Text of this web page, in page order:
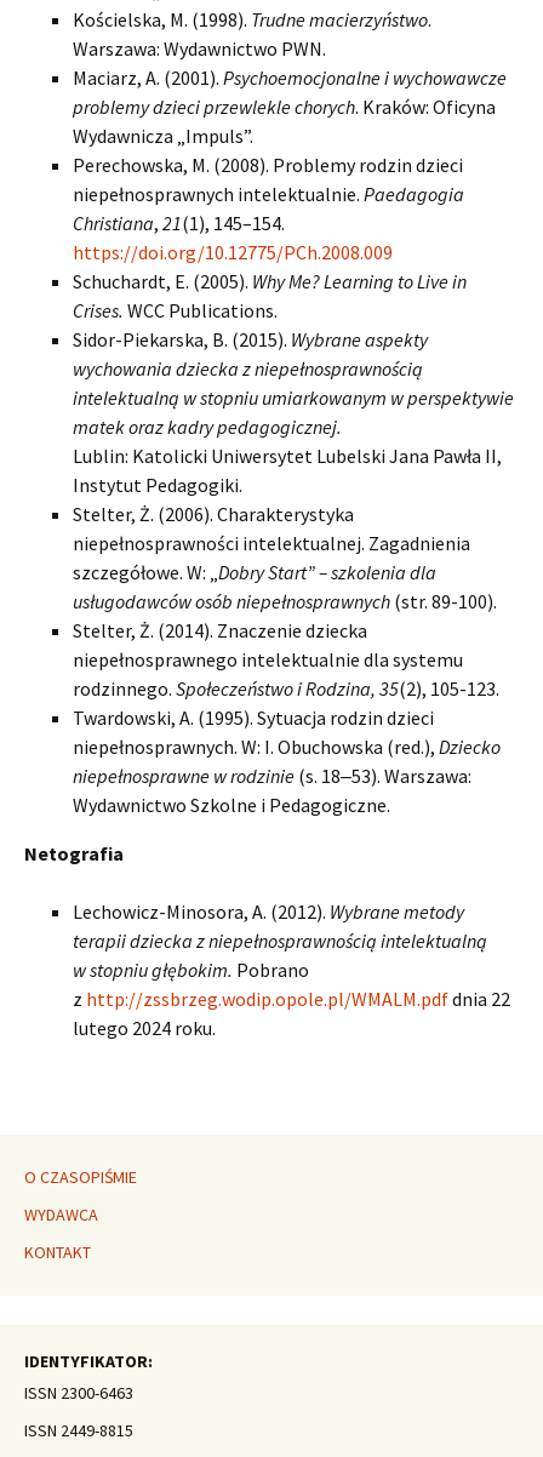
Kościelska, M. (1998). Trudne macierzyństwo.
Warszawa: Wydawnictwo PWN.
Maciarz, A. (2001). Psychoemocjonalne i wychowawcze
problemy dzieci przewlekle chorych. Kraków: Oficyna
Wydawnicza „Impuls”.
Perechowska, M. (2008). Problemy rodzin dzieci
niepełnosprawnych intelektualnie. Paedagogia
Christiana, 21(1), 145–154.
https://doi.org/10.12775/PCh.2008.009
Schuchardt, E. (2005). Why Me? Learning to Live in
Crises. WCC Publications.
Sidor-Piekarska, B. (2015). Wybrane aspekty
wychowania dziecka z niepełnosprawnością
intelektualną w stopniu umiarkowanym w perspektywie
matek oraz kadry pedagogicznej.
Lublin: Katolicki Uniwersytet Lubelski Jana Pawła II,
Instytut Pedagogiki.
Stelter, Ż. (2006). Charakterystyka
niepełnosprawności intelektualnej. Zagadnienia
szczegółowe. W: „Dobry Start” – szkolenia dla
usługodawców osób niepełnosprawnych (str. 89-100).
Stelter, Ż. (2014). Znaczenie dziecka
niepełnosprawnego intelektualnie dla systemu
rodzinnego. Społeczeństwo i Rodzina, 35(2), 105-123.
Twardowski, A. (1995). Sytuacja rodzin dzieci
niepełnosprawnych. W: I. Obuchowska (red.), Dziecko
niepełnosprawne w rodzinie (s. 18‒53). Warszawa:
Wydawnictwo Szkolne i Pedagogiczne.
Netografia
Lechowicz-Minosora, A. (2012). Wybrane metody
terapii dziecka z niepełnosprawnością intelektualną
w stopniu głębokim. Pobrano
z http://zssbrzeg.wodip.opole.pl/WMALM.pdfdnia 22
lutego 2024 roku.
O CZASOPIŚMIE
WYDAWCA
KONTAKT
IDENTYFIKATOR:
ISSN 2300-6463
ISSN 2449-8815